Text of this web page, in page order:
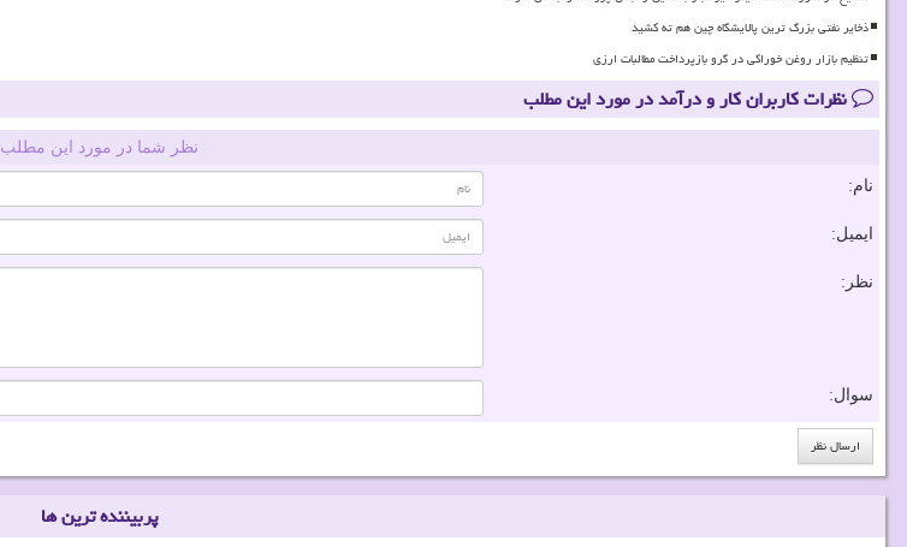
ذخایر نفتی بزرگ ترین پالایشگاه چین هم ته کشید
تنظیم بازار روغن خوراکی در گرو بازپرداخت مطالبات ارزی
نظرات کاربران کار و درآمد در مورد این مطلب
نظر شما در مورد این مطلب
نام:
ایمیل:
نظر:
سوال:
پربیننده ترین ها